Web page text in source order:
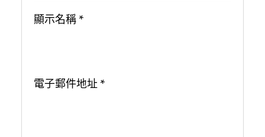
顯示名稱 *
電子郵件地址 *